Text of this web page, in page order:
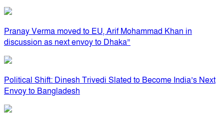
Pranay Verma moved to EU, Arif Mohammad Khan in
discussion as next envoy to Dhaka”
Political Shift: Dinesh Trivedi Slated to Become India’s Next
Envoy to Bangladesh